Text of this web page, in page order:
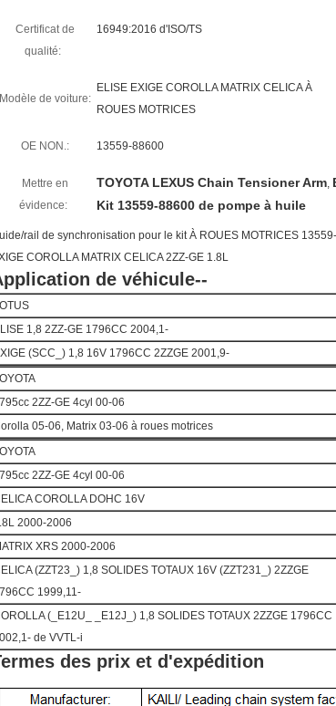
Certificat de
qualité:
16949:2016 d'ISO/TS
Modèle de voiture:
ELISE EXIGE COROLLA MATRIX CELICA À
ROUES MOTRICES
OE NON.: 13559-88600
Mettre en
évidence:
TOYOTA LEXUS Chain Tensioner Arm,
Kit 13559-88600 de pompe à huile
rail de synchronisation pour le kit À ROUES MOTRICES
COROLLA MATRIX CELICA 2ZZ-GE 1.8L
de véhicule--
1,8 2ZZ-GE 1796CC 2004,1-
(SCC_) 1,8 16V 1796CC 2ZZGE 2001,9-
2ZZ-GE 4cyl 00-06
05-06, Matrix 03-06 à roues motrices
2ZZ-GE 4cyl 00-06
COROLLA DOHC 16V
2000-2006
XRS 2000-2006
(ZZT23_) 1,8 SOLIDES TOTAUX 16V (ZZT231_) 2ZZGE
1999,11-
(_E12U_ _E12J_) 1,8 SOLIDES TOTAUX 2ZZGE 1796CC
de VVTL-i
des prix et d'expédition